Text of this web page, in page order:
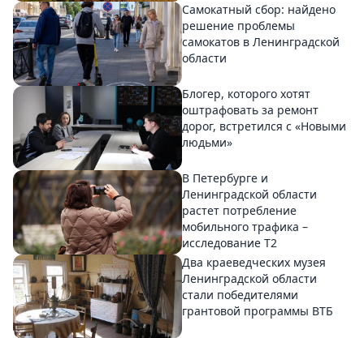
Самокатный сбор: найдено
решение проблемы
самокатов в Ленинградской
области
Блогер, которого хотят
оштрафовать за ремонт
дорог, встретился с «Новыми
людьми»
В Петербурге и
Ленинградской области
растет потребление
мобильного трафика –
исследование T2
Два краеведческих музея
Ленинградской области
стали победителями
грантовой программы ВТБ